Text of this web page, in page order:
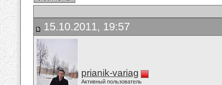
15.10.2011, 19:57
prianik-variag
Активный пользователь